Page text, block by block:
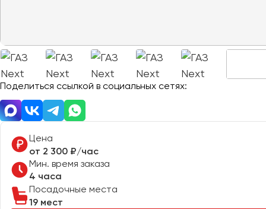
Поделиться ссылкой в социальных сетях:
Цена
от 2 300 ₽/час
Мин. время заказа
4 часа
Посадочные места
19 мест